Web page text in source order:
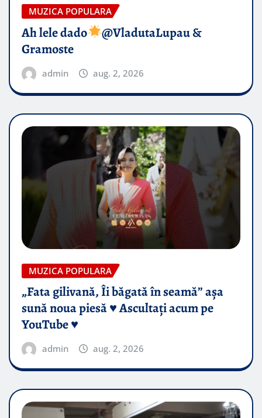
MUZICA POPULARA
Ah lele dado​
@VladutaLupau &
Gramoste
admin aug. 2, 2026
MUZICA POPULARA
„Fata gilivană, Îi băgată în seamă” așa
sună noua piesă ♥️ Ascultați acum pe
YouTube ♥️
admin aug. 2, 2026